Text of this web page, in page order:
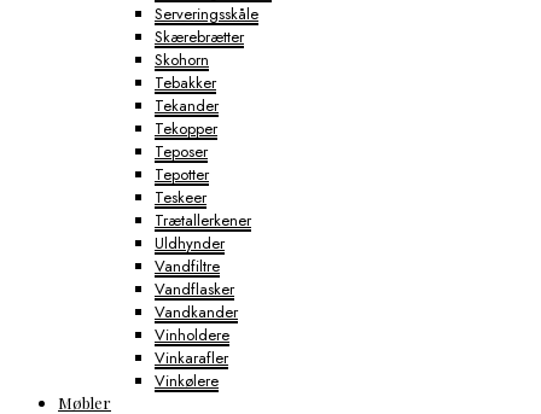
Serveringsskåle
Skærebrætter
Skohorn
Tebakker
Tekander
Tekopper
Teposer
Tepotter
Teskeer
Trætallerkener
Uldhynder
Vandfiltre
Vandflasker
Vandkander
Vinholdere
Vinkarafler
Vinkølere
Møbler